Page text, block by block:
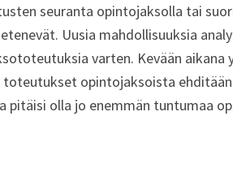
seuranta opintojaksolla tai
Uusia mahdollisuuksia
varten. Kevään
opintojaksoista ehditään
olla jo enemmän tuntumaa